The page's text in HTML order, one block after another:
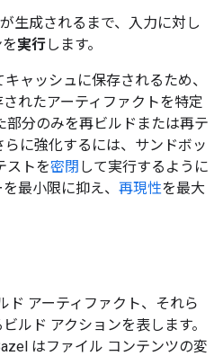
生成されるまで、入力に対し
実行します。
ャッシュに保存されるため、
れたアーティファクトを特定
部分のみを再ビルドまたは再テ
に強化するには、サンドボッ
ストを密閉 して実行するように
最小限に抑え、 再現性を最大
ド アーティファクト、それら
ルド アクションを表します。
はファイル コンテンツの変